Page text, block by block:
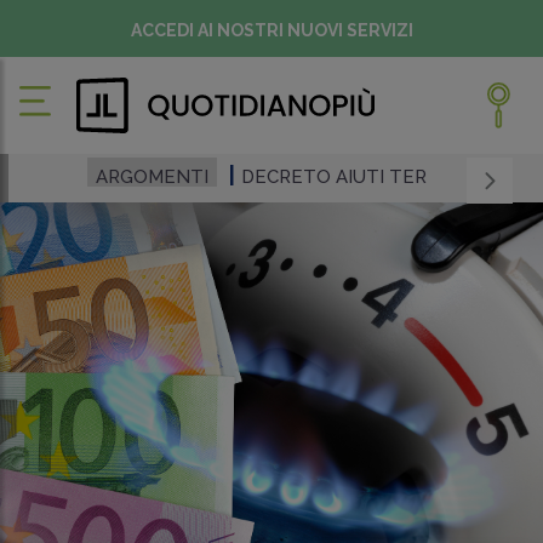
ACCEDI AI NOSTRI NUOVI SERVIZI
ARGOMENTI DECRETO AIUTI TER